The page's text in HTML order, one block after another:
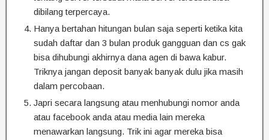
dibilang terpercaya.
Hanya bertahan hitungan bulan saja seperti ketika kita
sudah daftar dan 3 bulan produk gangguan dan cs gak
bisa dihubungi akhirnya dana agen di bawa kabur.
Triknya jangan deposit banyak banyak dulu jika masih
dalam percobaan.
Japri secara langsung atau menhubungi nomor anda
atau facebook anda atau media lain mereka
menawarkan langsung. Trik ini agar mereka bisa